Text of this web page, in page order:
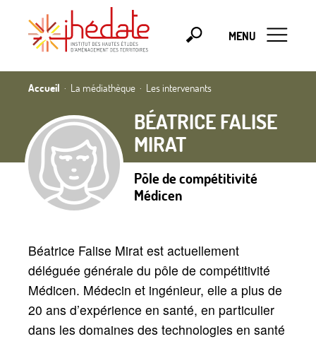
MENU
Accueil La médiathèque Les intervenants
BÉATRICE FALISE
MIRAT
Pôle de compétitivité
Médicen
Béatrice Falise Mirat est actuellement
déléguée générale du pôle de compétitivité
Médicen. Médecin et ingénieur, elle a plus de
20 ans d’expérience en santé, en particulier
dans les domaines des technologies en santé